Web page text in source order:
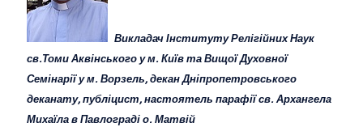
Викладач Інституту Релігійних Наук
св.Томи Аквінського у м. Київ та Вищої Духовної
Семінарії у м. Ворзель, декан Дніпропетровського
деканату, публіцист, настоятель парафії св. Архангела
Михаїла в Павлограді о. Матвій